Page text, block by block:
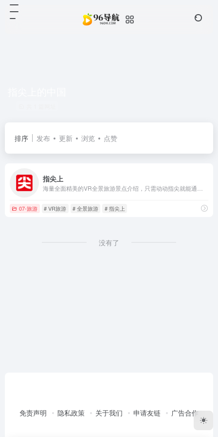
排序 发布 更新 浏览 点赞
指尖上
07-旅游 # VR旅游 # 全景旅游 # 指尖上
没有了
免责声明 隐私政策 关于我们 申请友链 广告合作